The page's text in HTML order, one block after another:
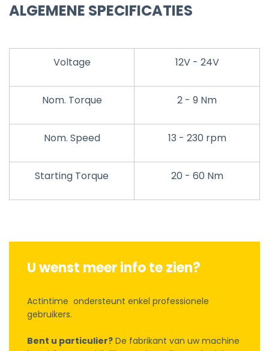
ALGEMENE SPECIFICATIES
Voltage 12V - 24V
Nom. Torque 2 - 9 Nm
Nom. Speed 13 - 230 rpm
Starting Torque 20 - 60 Nm
U wenst meer info te zien?
Actintime ondersteunt enkel professionele
gebruikers.
Bent u particulier? De fabrikant van uw machine